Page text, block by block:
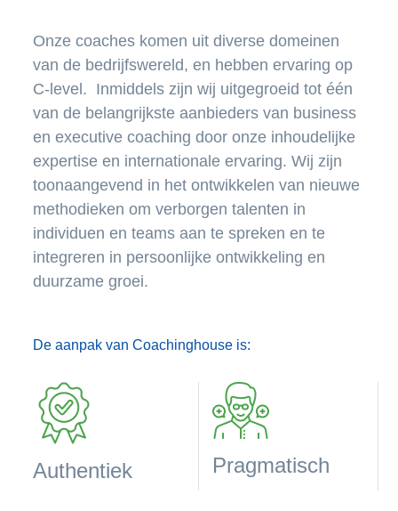
Onze coaches komen uit diverse domeinen
van de bedrijfswereld, en hebben ervaring op
C-level. Inmiddels zijn wij uitgegroeid tot één
van de belangrijkste aanbieders van business
en executive coaching door onze inhoudelijke
expertise en internationale ervaring. Wij zijn
toonaangevend in het ontwikkelen van nieuwe
methodieken om verborgen talenten in
individuen en teams aan te spreken en te
integreren in persoonlijke ontwikkeling en
duurzame groei.
De aanpak van Coachinghouse is:
Authentiek Pragmatisch